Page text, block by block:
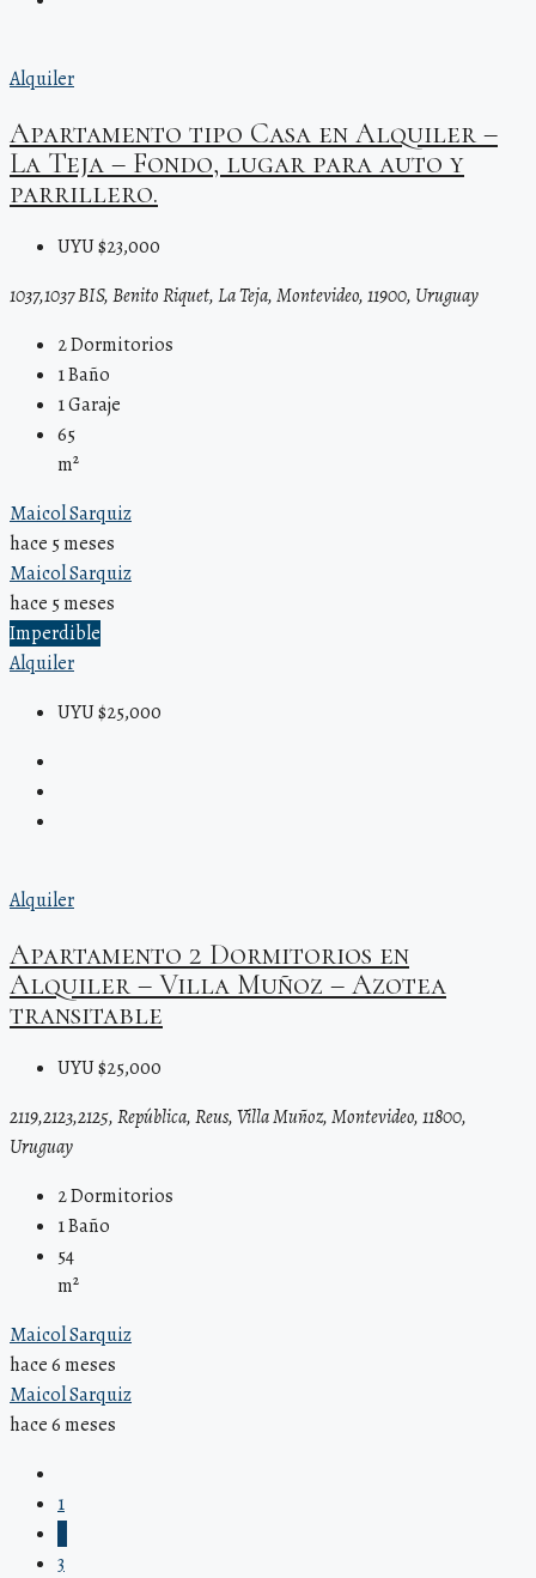
Alquiler
Apartamento tipo Casa en Alquiler –
La Teja – Fondo, lugar para auto y
parrillero.
UYU $23,000
1037,1037 BIS, Benito Riquet, La Teja, Montevideo, 11900, Uruguay
2Dormitorios
1Baño
1Garaje
65
m²
Maicol Sarquiz
hace 5 meses
Maicol Sarquiz
hace 5 meses
Imperdible
Alquiler
UYU $25,000
Alquiler
Apartamento 2 Dormitorios en
Alquiler – Villa Muñoz – Azotea
transitable
UYU $25,000
2119,2123,2125, República, Reus, Villa Muñoz, Montevideo, 11800,
Uruguay
2Dormitorios
1Baño
54
m²
Maicol Sarquiz
hace 6 meses
Maicol Sarquiz
hace 6 meses
1
3